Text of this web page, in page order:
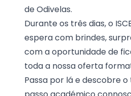
de Odivelas.
Durante os três dias, o
espera com brindes,
com a oportunidade de
toda a nossa oferta
Passa por lá e descobre